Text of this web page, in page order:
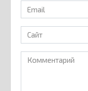
Email
*
Сайт
Комментарий